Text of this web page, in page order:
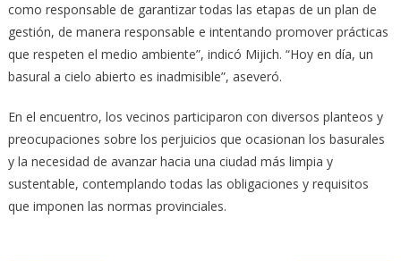
como responsable de garantizar todas las etapas de un plan de
gestión, de manera responsable e intentando promover prácticas
que respeten el medio ambiente”, indicó Mijich. “Hoy en día, un
basural a cielo abierto es inadmisible”, aseveró.
En el encuentro, los vecinos participaron con diversos planteos y
preocupaciones sobre los perjuicios que ocasionan los basurales
y la necesidad de avanzar hacia una ciudad más limpia y
sustentable, contemplando todas las obligaciones y requisitos
que imponen las normas provinciales.